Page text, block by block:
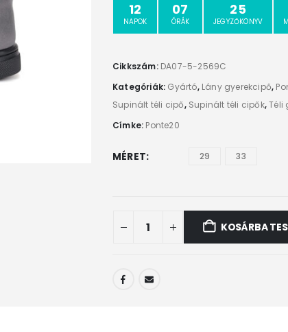
12
NAPOK
07
ÓRÁK
25
JEGYZŐKÖNYV
Cikkszám: DA07-5-2569C
Kategóriák: Gyártó, Lány gyerekcipő,
Supinált téli cipő, Supinált téli cipők,Téli
Címke: Ponte20
MÉRET 29 33
KOSÁRBA